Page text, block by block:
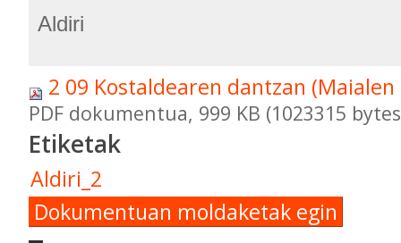
Aldiri
2 09 Kostaldearen dantzan
PDF dokumentua, 999 KB (1023315
Etiketak
Aldiri_2
Dokumentuan moldaketak egin